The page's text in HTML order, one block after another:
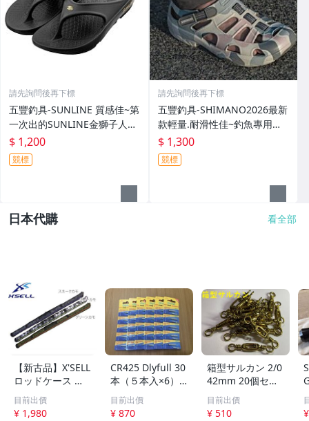
請先詢問後再下標
五豐釣具-SUNLINE 質感佳~第
一次出的SUNLINE金獅子人字
夾腳拖鞋SUS-401特價1200元
$ 1,200
競標
請先詢問後再下標
五豐釣具-SHIMANO2026最新
款輕量.耐滑性佳~釣魚專用布
希涼鞋 FS-091I特價1300元
$ 1,300
競標
日本代購 看全部
【新古品】X'SELL
ロッドケース 釣
り竿ケース 迷彩
柄 140cm
目前出價
¥ 1,980
CR425 Dlyfull 30
本（５本入×6）
電気ウキ用 竿先
ライト 穂先ライ
目前出價
¥ 870
箱型サルカン 2/0
42mm 20個セッ
ト ＜送料無料＞
目前出價
¥ 510